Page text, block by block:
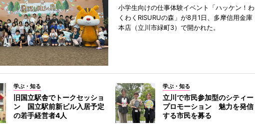
小学生向けの仕事体験イベント「ハッケン！わ
くわくRISURUの森」が8月1日、多摩信用金庫
本店（立川市緑町3）で開かれた。
学ぶ・知る
旧国立駅舎でトークセッショ
ン 国立駅前新ビル入居予定
の若手経営者4人
学ぶ・知る
立川で市民参加型のシティー
プロモーション 魅力を発信
する市民を募る